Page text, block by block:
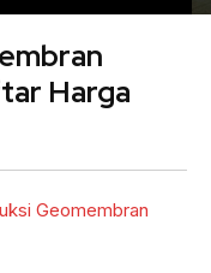
Harga
Geomembran